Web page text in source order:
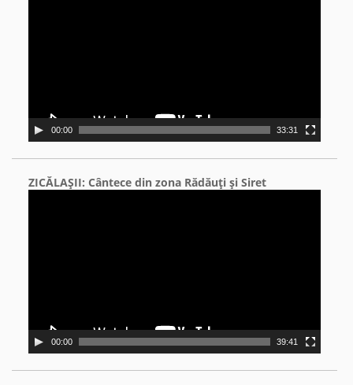
00:00 33:31
ZICĂLAŞII: Cântece din zona Rădăuţi şi Siret
00:00 39:41